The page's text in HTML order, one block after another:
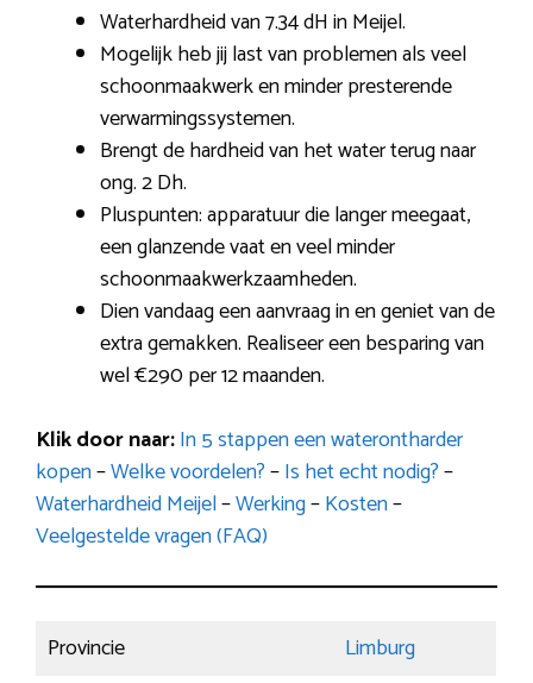
Waterhardheid van 7.34 dH in Meijel.
Mogelijk heb jij last van problemen als veel
schoonmaakwerk en minder presterende
verwarmingssystemen.
Brengt de hardheid van het water terug naar
ong. 2 Dh.
Pluspunten: apparatuur die langer meegaat,
een glanzende vaat en veel minder
schoonmaakwerkzaamheden.
Dien vandaag een aanvraag in en geniet van de
extra gemakken. Realiseer een besparing van
wel €290 per 12 maanden.
Klik door naar:In 5 stappen een waterontharder
kopen–Welke voordelen?–Is het echt nodig?–
Waterhardheid Meijel–Werking–Kosten–
Veelgestelde vragen (FAQ)
Provincie
Limburg